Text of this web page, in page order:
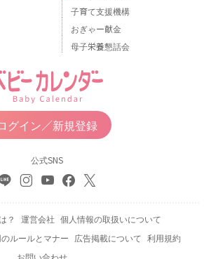
子育て支援機構
おぎゃー献金
母子栄養懇話会
グイン／新規登録
公式SNS
？ 運営会社 個人情報の取扱いについて
のルールとマナー 広告掲載について 利用規約